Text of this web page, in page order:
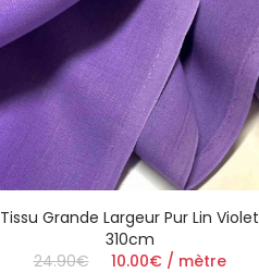
Tissu Grande Largeur Pur Lin Violet
310cm
24.90€
10.00€ / mètre